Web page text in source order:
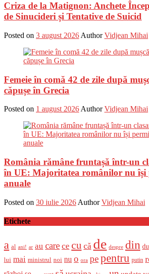
Criza de la Matignon: Anchete
de Sinucideri și Tentative de Suicid
Posted on 3 august 2026 Author Vidjean Mihai
Femeie în comă 42 de zile după
căpușe în Grecia
Posted on 1 august 2026 Author Vidjean Mihai
România rămâne fruntașă într-un
în UE: Majoritatea românilor nu își
anuale
Posted on 30 iulie 2026 Author Vidjean Mihai
Etichete
a al ani! ar au care ce cu că de despre din
lui mai ministrul noi nu o ora pepentru putin